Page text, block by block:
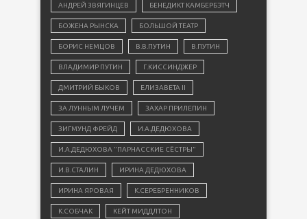
АНДРЕЙ ЗВЯГИНЦЕВ БЕНЕДИКТ КАМБЕРБЭТЧ
БОЖЕНА РЫНСКА БОЛЬШОЙ ТЕАТР
БОРИС НЕМЦОВ В.В.ПУТИН В.ПУТИН
ВЛАДИМИР ПУТИН Г.КИССИНДЖЕР
ДМИТРИЙ БЫКОВ ЕЛИЗАВЕТА II
ЗА ЛУННЫМ ЛУЧЕМ ЗАХАР ПРИЛЕПИН
ЗИГМУНД ФРЕЙД И.А.ДЕДЮХОВА
И.А.ДЕДЮХОВА "ПАРНАССКИЕ СЁСТРЫ"
И.В.СТАЛИН ИРИНА ДЕДЮХОВА
ИРИНА ЯРОВАЯ К.СЕРЕБРЕННИКОВ
К.СОБЧАК КЕЙТ МИДДЛТОН